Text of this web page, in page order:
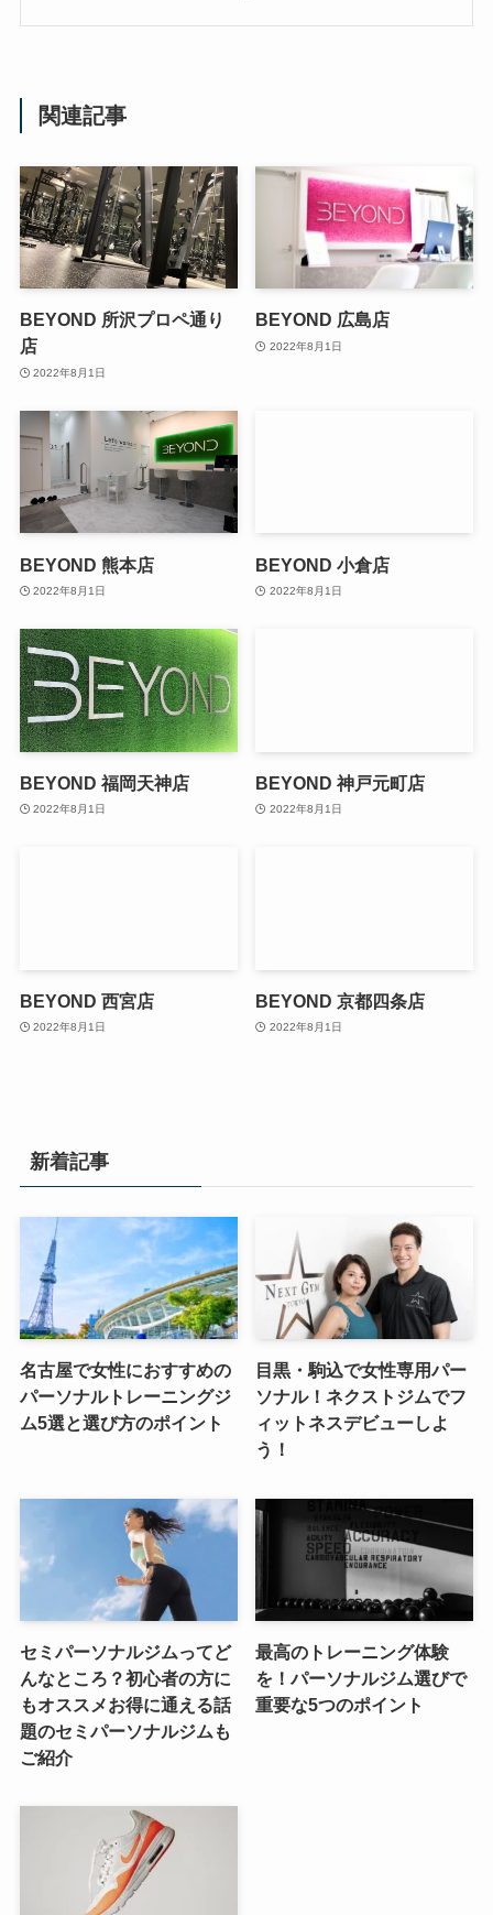
関連記事
BEYOND 所沢プロペ通り
店
2022年8月1日
BEYOND 広島店
2022年8月1日
BEYOND 熊本店
2022年8月1日
BEYOND 小倉店
2022年8月1日
BEYOND 福岡天神店
2022年8月1日
BEYOND 神戸元町店
2022年8月1日
BEYOND 西宮店
2022年8月1日
BEYOND 京都四条店
2022年8月1日
新着記事
名古屋で女性におすすめの
パーソナルトレーニングジ
ム5選と選び方のポイント
目黒・駒込で女性専用パー
ソナル！ネクストジムでフ
ィットネスデビューしよ
う！
セミパーソナルジムってど
んなところ？初心者の方に
もオススメお得に通える話
題のセミパーソナルジムも
ご紹介
最高のトレーニング体験
を！パーソナルジム選びで
重要な5つのポイント